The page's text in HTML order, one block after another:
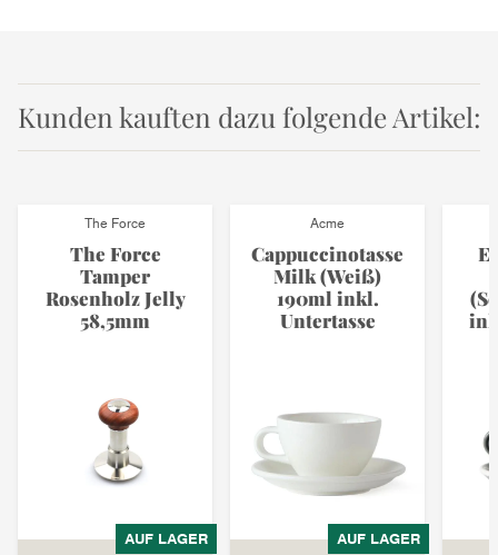
Kunden kauften dazu folgende Artikel:
The Force
The Force
Tamper
Rosenholz Jelly
58,5mm
AUF LAGER
Acme
Cappuccinotasse
Milk (Weiß)
190ml inkl.
Untertasse
AUF LAGER